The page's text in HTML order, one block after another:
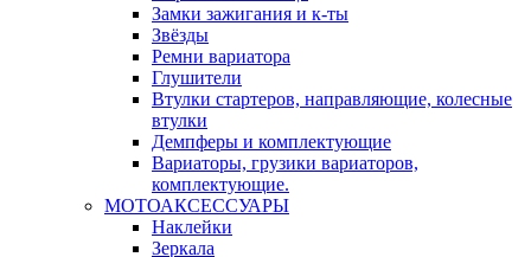
Замки зажигания и к-ты
Звёзды
Ремни вариатора
Глушители
Втулки стартеров, направляющие, колесные
втулки
Демпферы и комплектующие
Вариаторы, грузики вариаторов,
комплектующие.
МОТОАКСЕССУАРЫ
Наклейки
Зеркала